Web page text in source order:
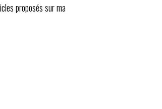
proposés sur ma